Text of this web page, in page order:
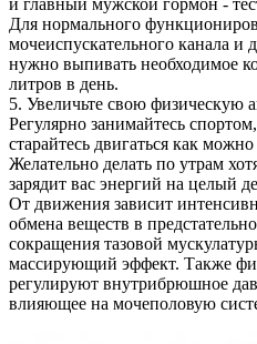
Для нормального
мочеиспускательного канала и
нужно выпивать необходимое
литров в день.
5. Увеличьте свою физическую
Регулярно занимайтесь
старайтесь двигаться как
Желательно делать по утрам
зарядит вас энергий на целый
От движения зависит
обмена веществ в
сокращения тазовой
массирующий эффект. Также
регулируют внутрибрюшное
влияющее на мочеполовую